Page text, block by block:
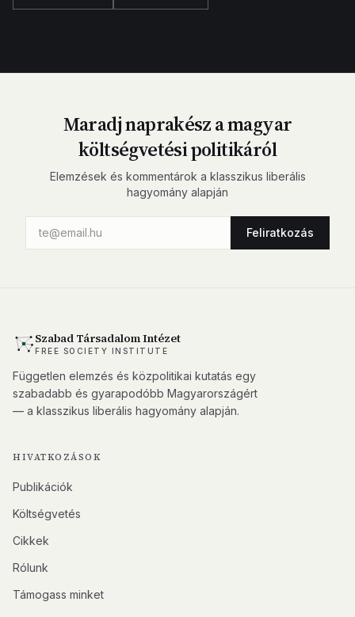
Maradj naprakész a magyar
költségvetési politikáról
Elemzések és kommentárok a klasszikus liberális
hagyomány alapján
Feliratkozás
Szabad Társadalom Intézet
FREE SOCIETY INSTITUTE
Független elemzés és közpolitikai kutatás egy
szabadabb és gyarapodóbb Magyarországért
— a klasszikus liberális hagyomány alapján.
HIVATKOZÁSOK
Publikációk
Költségvetés
Cikkek
Rólunk
Támogass minket